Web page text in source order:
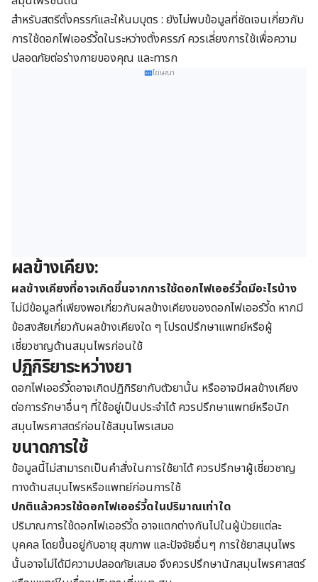
สำหรับสตรีตั้งครรภ์และให้นมบุตร : ยังไม่พบข้อมูลที่ชัดเจนเกี่ยวกับ
การใช้ดอกไฟเออร์วี้ดในระหว่างตั้งครรภ์ ควรเลี่ยงการใช้เพื่อความ
ปลอดภัยต่อร่างกายของคุณ และทารก
โฆษณา
ผลข้างเคียง:
ผลข้างเคียงที่อาจเกิดขึ้นจากการใช้ดอกไฟเออร์วี้ดมีอะไรบ้าง
ไม่มีข้อมูลที่เพียงพอเกี่ยวกับผลข้างเคียงของดอกไฟเออร์วี้ด หากมี
ข้อสงสัยเกี่ยวกับผลข้างเคียงใด ๆ โปรดปรึกษาแพทย์หรือผู้
เชี่ยวชาญด้านสมุนไพรก่อนใช้
ปฏิกิริยาระหว่างยา
ดอกไฟเออร์วี้ดอาจเกิดปฏิกิริยากับตัวยานั้น หรืออาจมีผลข้างเคียง
ต่อการรักษาอื่นๆ ที่ใช้อยู่เป็นประจำได้ ควรปรึกษาแพทย์หรือนัก
สมุนไพรศาสตร์ก่อนใช้สมุนไพรเสมอ
ขนาดการใช้
ข้อมูลนี้ไม่สามารถเป็นคำสั่งในการใช้ยาได้ ควรปรึกษาผู้เชี่ยวชาญ
ทางด้านสมุนไพรหรือแพทย์ก่อนการใช้
ปกติแล้วควรใช้ดอกไฟเออร์วี้ดในปริมาณเท่าใด
ปริมาณการใช้ดอกไฟเออร์วี้ด อาจแตกต่างกันไปในผู้ป่วยแต่ละ
บุคคล โดยขึ้นอยู่กับอายุ สุขภาพ และปัจจัยอื่นๆ การใช้ยาสมุนไพร
นั้นอาจไม่ได้มีความปลอดภัยเสมอ จึงควรปรึกษานักสมุนไพรศาสตร์